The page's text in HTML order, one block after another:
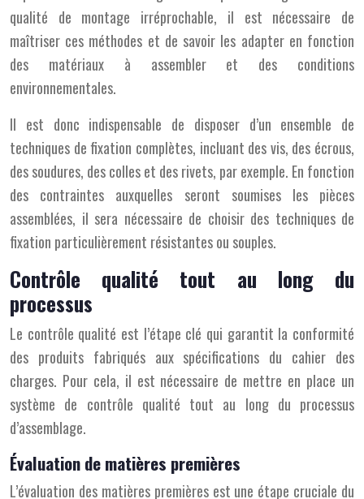
qualité de montage irréprochable, il est nécessaire de
maîtriser ces méthodes et de savoir les adapter en fonction
des matériaux à assembler et des conditions
environnementales.
Il est donc indispensable de disposer d’un ensemble de
techniques de fixation complètes, incluant des vis, des écrous,
des soudures, des colles et des rivets, par exemple. En fonction
des contraintes auxquelles seront soumises les pièces
assemblées, il sera nécessaire de choisir des techniques de
fixation particulièrement résistantes ou souples.
Contrôle qualité tout au long du
processus
Le contrôle qualité est l’étape clé qui garantit la conformité
des produits fabriqués aux spécifications du cahier des
charges. Pour cela, il est nécessaire de mettre en place un
système de contrôle qualité tout au long du processus
d’assemblage.
Évaluation de matières premières
L’évaluation des matières premières est une étape cruciale du